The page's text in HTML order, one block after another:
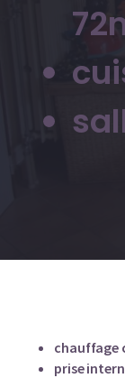
chauffage
prise